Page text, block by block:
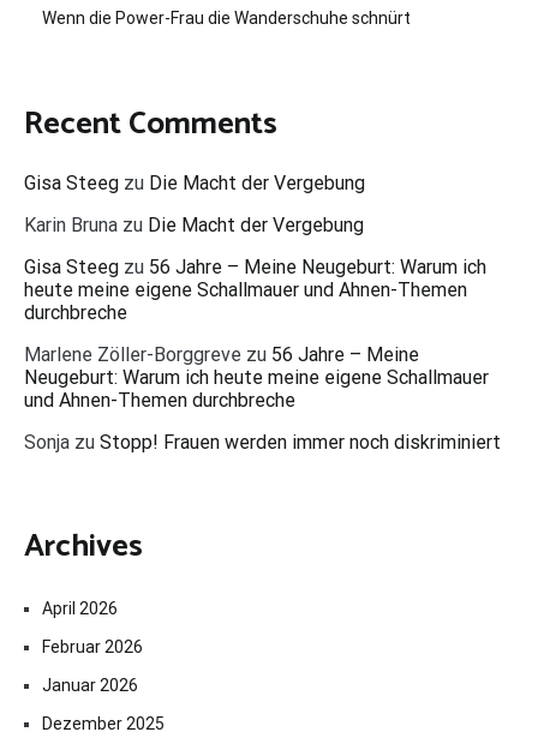
Wenn die Power-Frau die Wanderschuhe schnürt
Recent Comments
Gisa Steeg zu Die Macht der Vergebung
Karin Bruna zu Die Macht der Vergebung
Gisa Steeg zu 56 Jahre – Meine Neugeburt: Warum ich
heute meine eigene Schallmauer und Ahnen-Themen
durchbreche
Marlene Zöller-Borggreve zu 56 Jahre – Meine
Neugeburt: Warum ich heute meine eigene Schallmauer
und Ahnen-Themen durchbreche
Sonja zu Stopp! Frauen werden immer noch diskriminiert
Archives
April 2026
Februar 2026
Januar 2026
Dezember 2025